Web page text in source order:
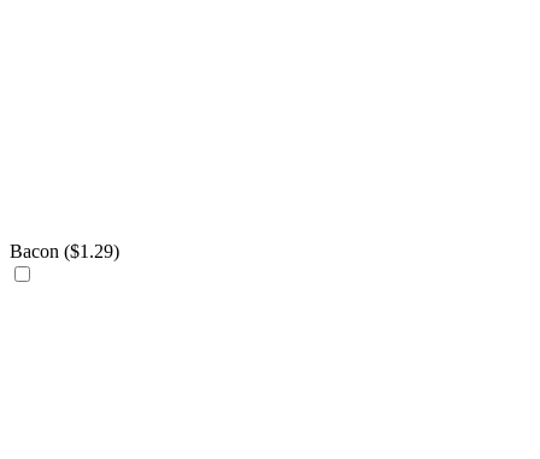
Bacon ($1.29)